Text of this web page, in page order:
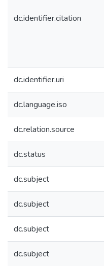
dc.identifier.citation
dc.identifier.uri
dc.language.iso
dc.relation.source
dc.status
dc.subject
dc.subject
dc.subject
dc.subject